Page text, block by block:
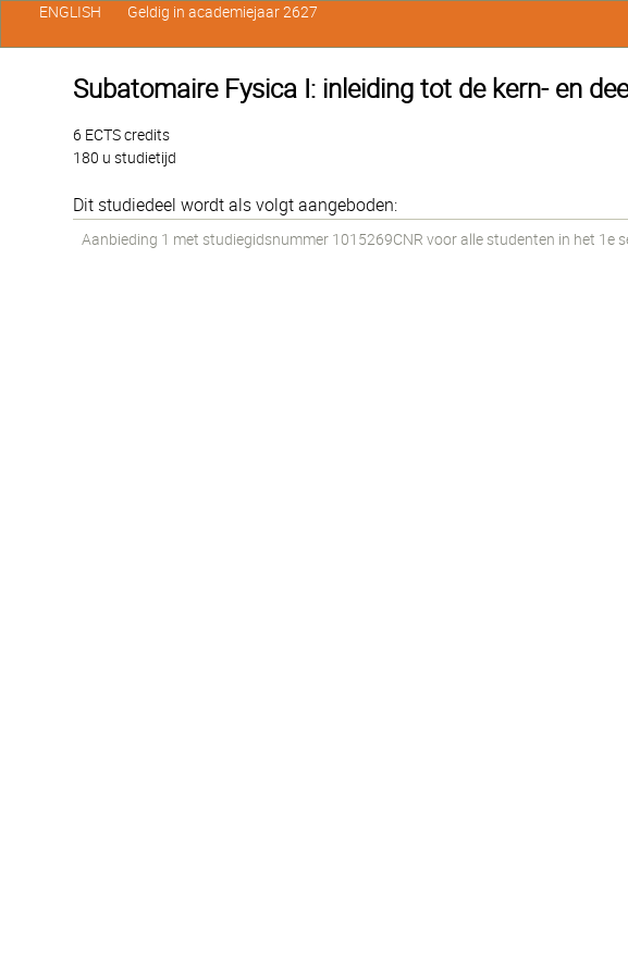
Subatomaire Fysica I: inleiding tot de kern- en
6 ECTS credits
180 u studietijd
Dit studiedeel wordt als volgt aangeboden:
Aanbieding 1 met studiegidsnummer 1015269CNR voor alle studenten in het 1e
ENGLISH Geldig in academiejaar 2627